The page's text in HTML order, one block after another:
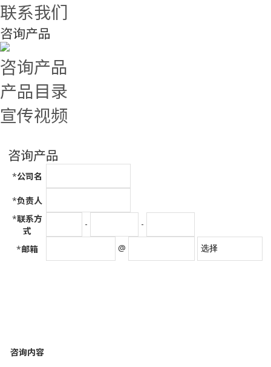
联系我们
咨询产品
咨询产品
产品目录
宣传视频
咨询产品
*公司名
*负责人
*联系方
式
- -
*邮箱 @
咨询内容